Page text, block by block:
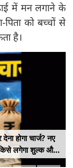
में मन लगाने के
पिता को बच्चों से
है।
होगा चार्ज? नए
लगेगा शुल्क और